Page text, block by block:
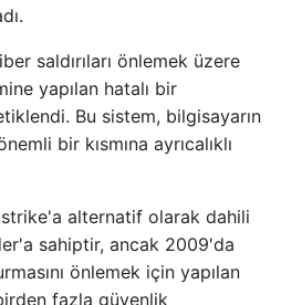
saldırıları önlemek üzere
yapılan hatalı bir
Bu sistem, bilgisayarın
bir kısmına ayrıcalıklı
alternatif olarak dahili
sahiptir, ancak 2009'da
önlemek için yapılan
fazla güvenlik